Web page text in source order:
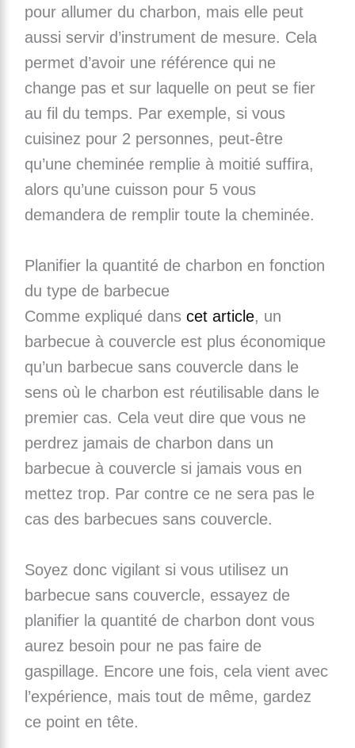
pour allumer du charbon, mais elle peut
aussi servir d’instrument de mesure. Cela
permet d’avoir une référence qui ne
change pas et sur laquelle on peut se fier
au fil du temps. Par exemple, si vous
cuisinez pour 2 personnes, peut-être
qu’une cheminée remplie à moitié suffira,
alors qu’une cuisson pour 5 vous
demandera de remplir toute la cheminée.
Planifier la quantité de charbon en fonction
du type de barbecue
Comme expliqué dans cet article, un
barbecue à couvercle est plus économique
qu’un barbecue sans couvercle dans le
sens où le charbon est réutilisable dans le
premier cas. Cela veut dire que vous ne
perdrez jamais de charbon dans un
barbecue à couvercle si jamais vous en
mettez trop. Par contre ce ne sera pas le
cas des barbecues sans couvercle.
Soyez donc vigilant si vous utilisez un
barbecue sans couvercle, essayez de
planifier la quantité de charbon dont vous
aurez besoin pour ne pas faire de
gaspillage. Encore une fois, cela vient avec
l’expérience, mais tout de même, gardez
ce point en tête.